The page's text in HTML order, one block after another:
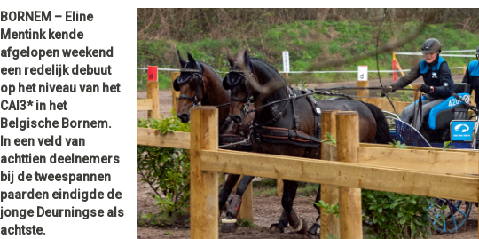
BORNEM – Eline
Mentink kende
afgelopen weekend
een redelijk debuut
op het niveau van het
CAI3* in het
Belgische Bornem.
In een veld van
achttien deelnemers
bij de tweespannen
paarden eindigde de
jonge Deurningse als
achtste.